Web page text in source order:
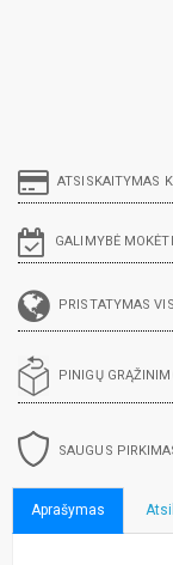
ATSISKAITYMAS
GALIMYBĖ
PRISTATYMAS
PINIGŲ
SAUGUS
Aprašymas